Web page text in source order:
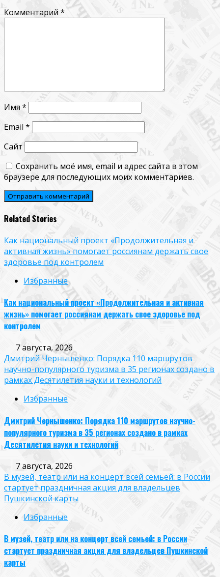
Комментарий *
Имя*
Email*
Сайт
Сохранить моё имя, email и адрес сайта в этом
браузере для последующих моих комментариев.
Related Stories
Как национальный проект «Продолжительная и
активная жизнь» помогает россиянам держать свое
здоровье под контролем
Избранные
Как национальный проект «Продолжительная и активная
жизнь» помогает россиянам держать свое здоровье под
контролем
7 августа, 2026
Дмитрий Чернышенко: Порядка 110 маршрутов
научно-популярного туризма в 35 регионах создано в
рамках Десятилетия науки и технологий
Избранные
Дмитрий Чернышенко: Порядка 110 маршрутов научно-
популярного туризма в 35 регионах создано в рамках
Десятилетия науки и технологий
7 августа, 2026
В музей, театр или на концерт всей семьей: в России
стартует праздничная акция для владельцев
Пушкинской карты
Избранные
В музей, театр или на концерт всей семьей: в России
стартует праздничная акция для владельцев Пушкинской
карты